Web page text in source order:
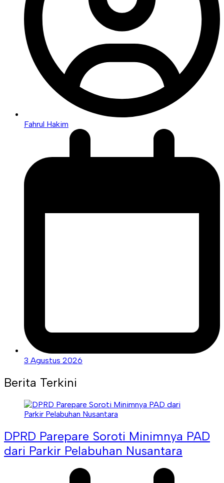
Fahrul Hakim
3 Agustus 2026
Berita Terkini
DPRD Parepare Soroti Minimnya PAD
dari Parkir Pelabuhan Nusantara